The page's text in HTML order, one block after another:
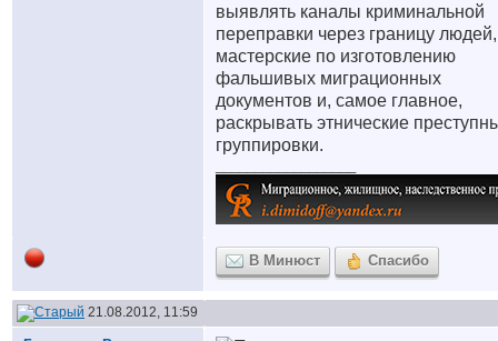
выявлять каналы криминальной
переправки через границу людей,
мастерские по изготовлению
фальшивых миграционных
документов и, самое главное,
раскрывать этнические
группировки.
В Минюст Спасибо
21.08.2012, 11:59